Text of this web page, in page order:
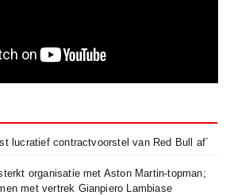
lucratief contractvoorstel van Red Bull af´
organisatie met Aston Martin-topman;
met vertrek Gianpiero Lambiase